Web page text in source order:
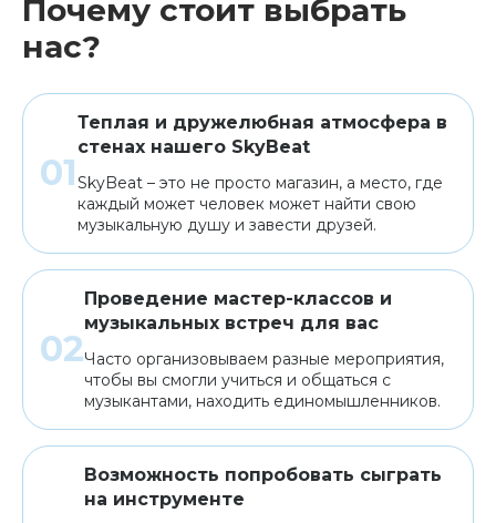
Почему стоит выбрать
нас?
Теплая и дружелюбная атмосфера в
стенах нашего SkyBeat
SkyBeat – это не просто магазин, а место, где
каждый может человек может найти свою
музыкальную душу и завести друзей.
Проведение мастер-классов и
музыкальных встреч для вас
Часто организовываем разные мероприятия,
чтобы вы смогли учиться и общаться с
музыкантами, находить единомышленников.
Возможность попробовать сыграть
на инструменте